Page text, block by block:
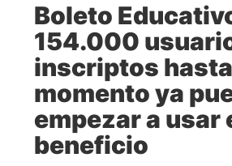
Boleto
154.000
inscriptos
momento ya
empezar a usar
beneficio